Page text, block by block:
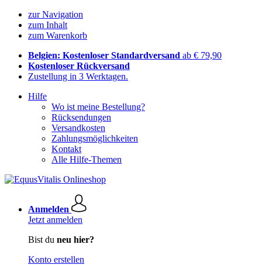
zur Navigation
zum Inhalt
zum Warenkorb
Belgien: Kostenloser Standardversand ab € 79,90
Kostenloser Rückversand
Zustellung in 3 Werktagen.
Hilfe
Wo ist meine Bestellung?
Rücksendungen
Versandkosten
Zahlungsmöglichkeiten
Kontakt
Alle Hilfe-Themen
Anmelden
Jetzt anmelden
Bist du neu hier?
Konto erstellen